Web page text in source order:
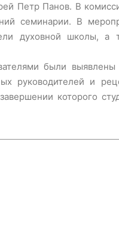
Петр Панов. В
семинарии. В
духовной школы, а
были
руководителей и
которого